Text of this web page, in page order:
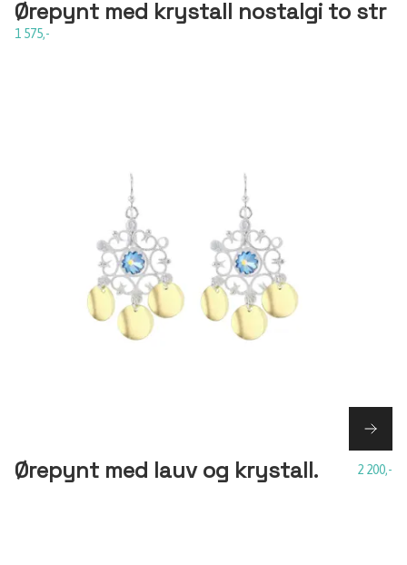
Ørepynt med krystall nostalgi to str
1 575,-
Ørepynt med lauv og krystall. 2 200,-